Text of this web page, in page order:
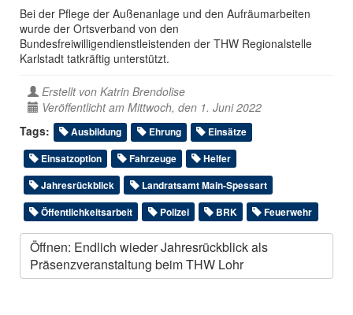
Bei der Pflege der Außenanlage und den Aufräumarbeiten
wurde der Ortsverband von den
Bundesfreiwilligendienstleistenden der THW Regionalstelle
Karlstadt tatkräftig unterstützt.
Erstellt von Katrin Brendolise
Veröffentlicht am Mittwoch, den 1. Juni 2022
Tags:
Ausbildung Ehrung
Einsätze
Einsatzoption
Fahrzeuge
Helfer
Jahresrückblick
Landratsamt Main-Spessart
Öffentlichkeitsarbeit
Polizei BRK Feuerwehr
Öffnen: Endlich wieder Jahresrückblick als
Präsenzveranstaltung beim THW Lohr